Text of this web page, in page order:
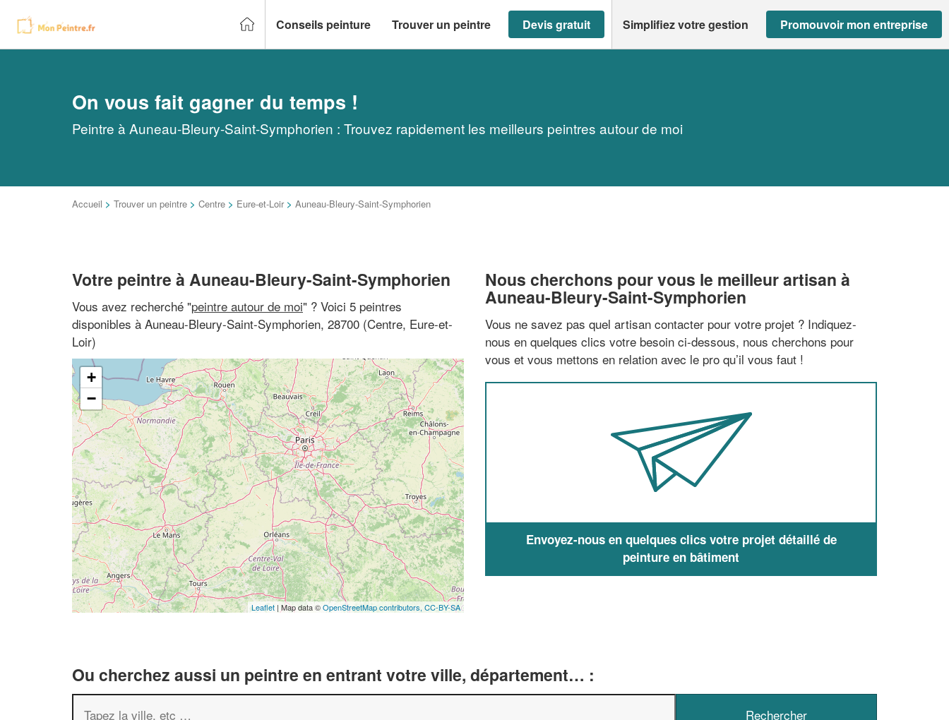
Conseils peinture Trouver un peintre Devis gratuit Simplifiez votre gestion Promouvoir mon entreprise
On vous fait gagner du temps !
Peintre à Auneau-Bleury-Saint-Symphorien : Trouvez rapidement les meilleurs peintres autour de moi
Accueil > Trouver un peintre > Centre > Eure-et-Loir > Auneau-Bleury-Saint-Symphorien
Votre peintre à Auneau-Bleury-Saint-Symphorien
Vous avez recherché "peintre autour de moi" ? Voici 5 peintres
disponibles à Auneau-Bleury-Saint-Symphorien, 28700 (Centre, Eure-et-
Loir)
+
−
Leaflet | Map data ©OpenStreetMap contributors, CC-BY-SA
Nous cherchons pour vous le meilleur artisan à
Auneau-Bleury-Saint-Symphorien
Vous ne savez pas quel artisan contacter pour votre projet ? Indiquez-
nous en quelques clics votre besoin ci-dessous, nous cherchons pour
vous et vous mettons en relation avec le pro qu’il vous faut !
Envoyez-nous en quelques clics votre projet détaillé de
peinture en bâtiment
Ou cherchez aussi un peintre en entrant votre ville, département… :